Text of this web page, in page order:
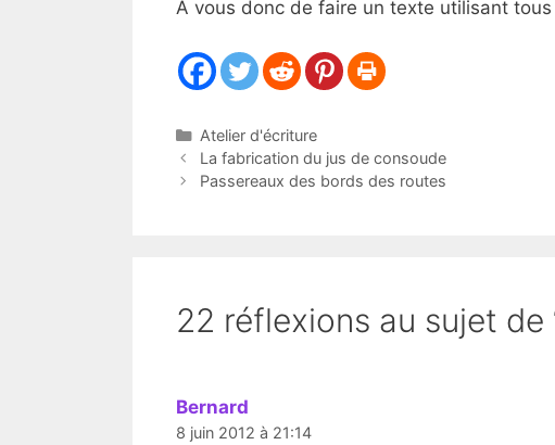
A vous donc de faire un texte utilisant
Catégories
Atelier d'écriture
La fabrication du jus de consoude
Passereaux des bords des routes
22 réflexions au sujet de
Bernard
8 juin 2012 à 21:14